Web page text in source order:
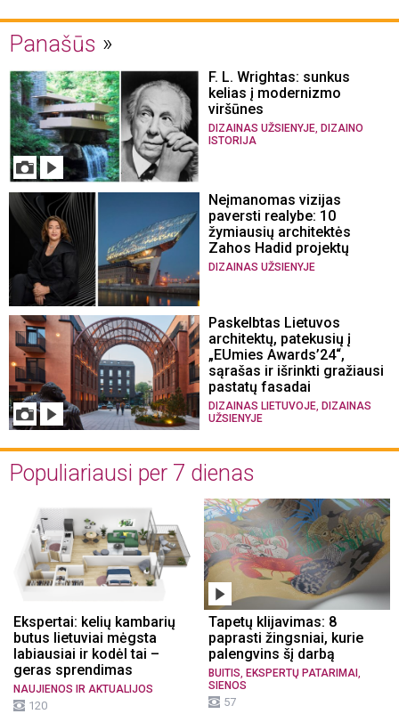
Panašūs
F. L. Wrightas: sunkus
kelias į modernizmo
viršūnes
DIZAINAS UŽSIENYJE DIZAINO
ISTORIJA
Neįmanomas vizijas
paversti realybe: 10
žymiausių architektės
Zahos Hadid projektų
DIZAINAS UŽSIENYJE
Paskelbtas Lietuvos
architektų, patekusių į
„EUmies Awards’24“,
sąrašas ir išrinkti gražiausi
pastatų fasadai
DIZAINAS LIETUVOJE, DIZAINAS
UŽSIENYJE
Populiariausi per 7 dienas
Ekspertai: kelių kambarių
butus lietuviai mėgsta
labiausiai ir kodėl tai –
geras sprendimas
NAUJIENOS IR AKTUALIJOS
120
Tapetų klijavimas: 8
paprasti žingsniai, kurie
palengvins šį darbą
BUITIS, EKSPERTŲ PATARIMAI ,
SIENOS
57